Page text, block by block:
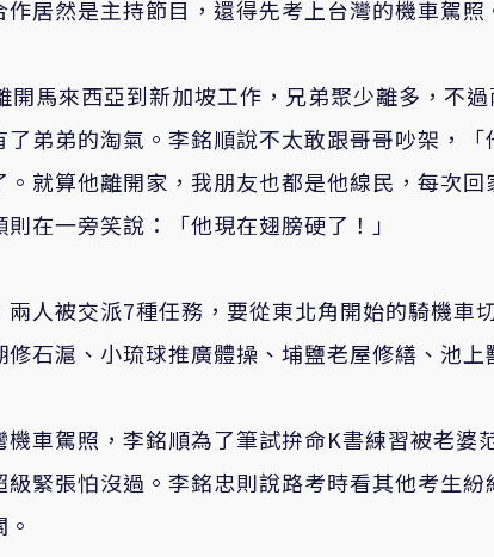
居然是主持節目，還得先考上台灣的機車駕照
開馬來西亞到新加坡工作，兄弟聚少離多，不
了弟弟的淘氣。李銘順說不太敢跟哥哥吵架，
。就算他離開家，我朋友也都是他線民，每次
在一旁笑說：「他現在翅膀硬了！」
兩人被交派7種任務，要從東北角開始的騎機車
石滬、小琉球推廣體操、埔鹽老屋修繕、池上
機車駕照，李銘順為了筆試拚命K書練習被老婆
級緊張怕沒過。李銘忠則說路考時看其他考生